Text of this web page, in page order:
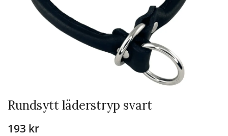
Rundsytt läderstryp svart
193 kr